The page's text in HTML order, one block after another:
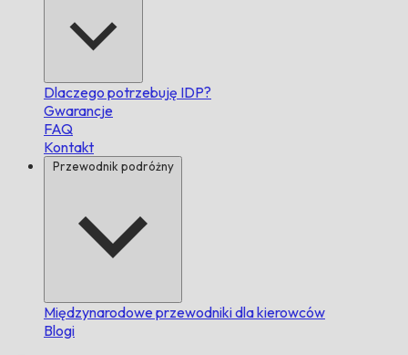
Dlaczego potrzebuję IDP?
Gwarancje
FAQ
Kontakt
Przewodnik podróżny
Międzynarodowe przewodniki dla kierowców
Blogi